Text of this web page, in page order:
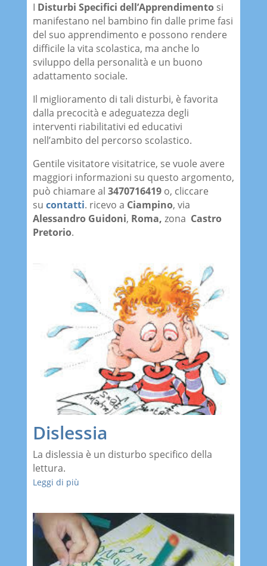
I Disturbi Specifici dell’Apprendimento si
manifestano nel bambino fin dalle prime fasi
del suo apprendimento e possono rendere
difficile la vita scolastica, ma anche lo
sviluppo della personalità e un buono
adattamento sociale.
Il miglioramento di tali disturbi, è favorita
dalla precocità e adeguatezza degli
interventi riabilitativi ed educativi
nell’ambito del percorso scolastico.
Gentile visitatore visitatrice, se vuole avere
maggiori informazioni su questo argomento,
può chiamare al 3470716419o, cliccare
su contatti. ricevo a Ciampino, via
Alessandro Guidoni, Roma, zona Castro
Pretorio.
Dislessia
La dislessia è un disturbo specifico della
lettura.
Leggi di più